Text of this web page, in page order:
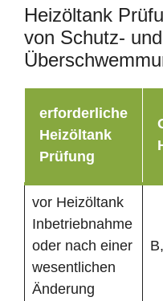
Heizöltank
von Schutz- und
erforderliche
Heizöltank
Prüfung
vor Heizöltank
Inbetriebnahme
oder nach einer
wesentlichen
Änderung